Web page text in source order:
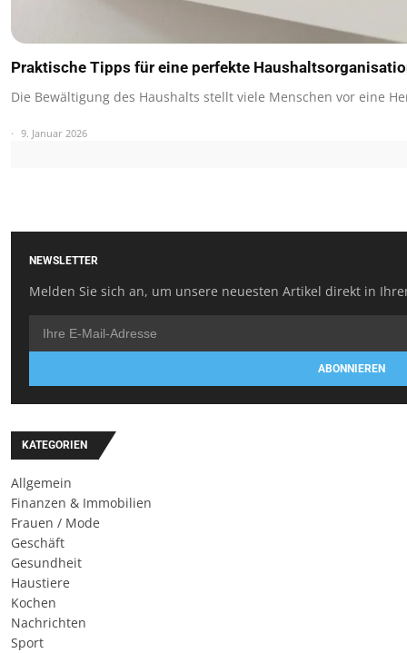
Praktische Tipps für eine perfekte
Die Bewältigung des Haushalts stellt viele Menschen vor eine
9. Januar 2026
NEWSLETTER
Melden Sie sich an, um unsere neuesten Artikel direkt in
ABONNIEREN
KATEGORIEN
Allgemein
Finanzen & Immobilien
Frauen / Mode
Geschäft
Gesundheit
Haustiere
Kochen
Nachrichten
Sport